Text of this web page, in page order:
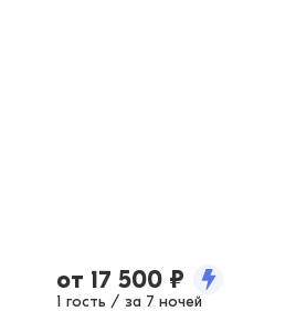
от 17 500 ₽
1 гость / за 7 ночей